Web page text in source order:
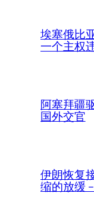
埃塞俄比
一个主权
阿塞拜疆
国外交官
伊朗恢复
缩的放缓